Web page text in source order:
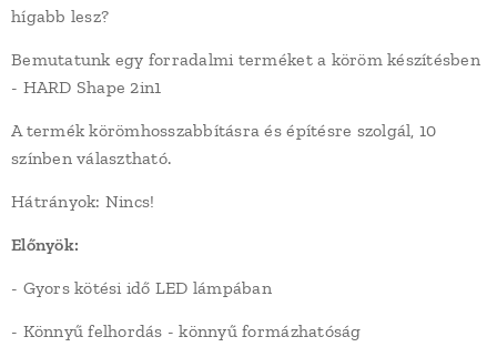
hígabb lesz?
Bemutatunk egy forradalmi terméket a köröm készítésben
- HARD Shape 2in1
A termék körömhosszabbításra és építésre szolgál, 10
színben választható.
Hátrányok: Nincs!
Előnyök:
- Gyors kötési idő LED lámpában
- Könnyű felhordás - könnyű formázhatóság